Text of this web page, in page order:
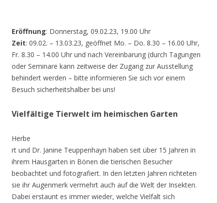
Eröffnung: Donnerstag, 09.02.23, 19.00 Uhr
Zeit: 09.02. – 13.03.23, geöffnet Mo. – Do. 8.30 – 16.00 Uhr,
Fr. 8.30 – 14.00 Uhr und nach Vereinbarung (durch Tagungen
oder Seminare kann zeitweise der Zugang zur Ausstellung
behindert werden – bitte informieren Sie sich vor einem
Besuch sicherheitshalber bei uns!
Vielfältige Tierwelt im heimischen Garten
Herbe
rt und Dr. Janine Teuppenhayn haben seit über 15 Jahren in
ihrem Hausgarten in Bönen die tierischen Besucher
beobachtet und fotografiert. In den letzten Jahren richteten
sie ihr Augenmerk vermehrt auch auf die Welt der Insekten.
Dabei erstaunt es immer wieder, welche Vielfalt sich